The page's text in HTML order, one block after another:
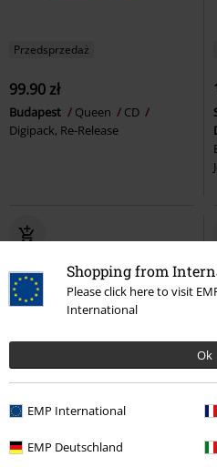
Shopping from
Please click here to visit
International
Ok
EMP International
EMP Deutschland
Przedsprzedaż
99.90 zł
Budapest Queen
CD
Digipack, Re-Release
Everything Under The Sun